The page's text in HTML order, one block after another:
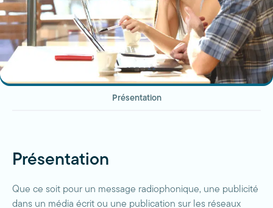
Présentation
Présentation
Que ce soit pour un message radiophonique, une publicité
dans un média écrit ou une publication sur les réseaux